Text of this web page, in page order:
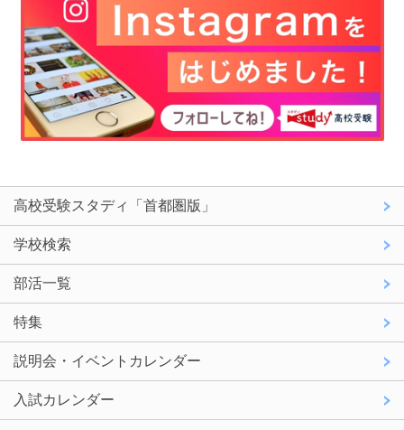
高校受験スタディ「首都圏版」
学校検索
部活一覧
特集
説明会・イベントカレンダー
入試カレンダー